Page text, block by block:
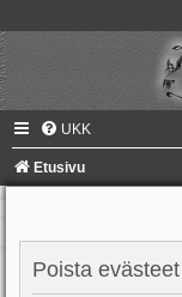
UKK
Etusivu
Poista evästeet